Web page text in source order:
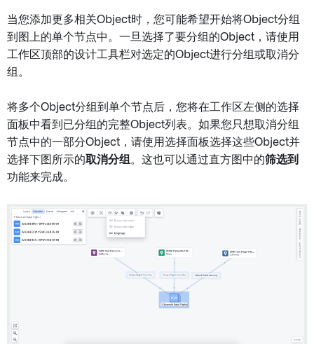
当您添加更多相关Object时，您可能希望开始将Object分组
到图上的单个节点中。一旦选择了要分组的Object，请使用
工作区顶部的设计工具栏对选定的Object进行分组或取消分
组。
将多个Object分组到单个节点后，您将在工作区左侧的选择
面板中看到已分组的完整Object列表。如果您只想取消分组
节点中的一部分Object，请使用选择面板选择这些Object并
选择下图所示的取消分组 。这也可以通过直方图中的筛选到
功能来完成。